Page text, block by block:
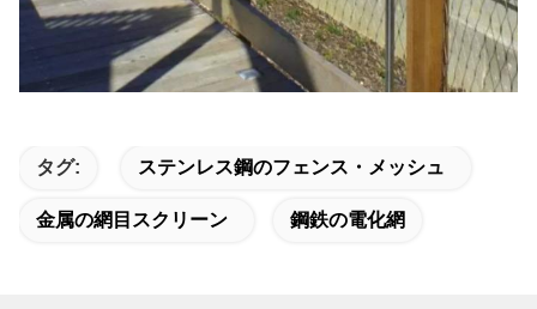
タグ: ステンレス鋼のフェンス・メッシュ
金属の網目スクリーン 鋼鉄の電化網